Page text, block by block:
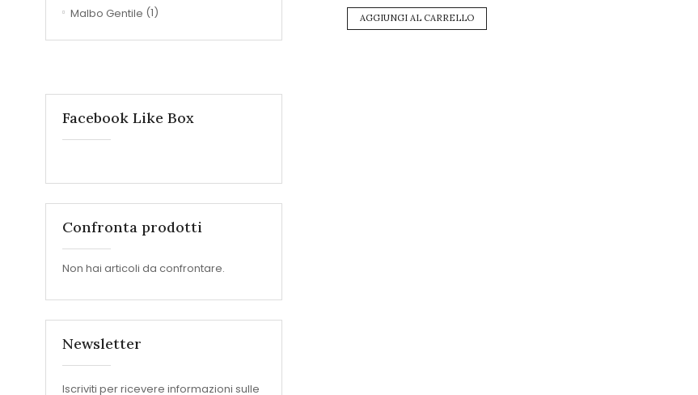
AGGIUNGI AL CARRELLO
Malbo Gentile (1)
Facebook Like Box
Confronta prodotti
Non hai articoli da confrontare.
Newsletter
Iscriviti per ricevere informazioni sulle